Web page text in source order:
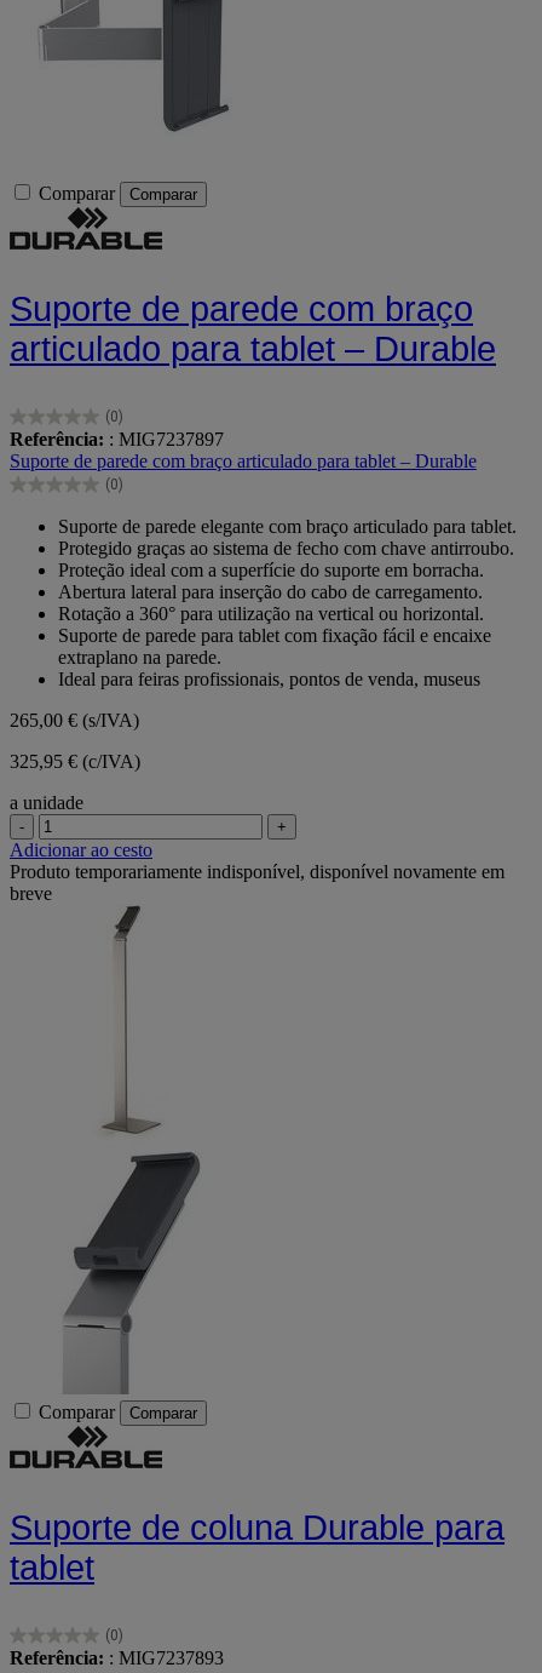
Comparar Comparar
Suporte de parede com braço
articulado para tablet – Durable
(0)
0.0
em
5
estrelas.
Referência: : MIG7237897
Suporte de parede com braço articulado para tablet – Durable
(0)
0.0
estrelas.
Suporte de parede elegante com braço articulado para tablet.
Protegido graças ao sistema de fecho com chave antirroubo.
Proteção ideal com a superfície do suporte em borracha.
Abertura lateral para inserção do cabo de carregamento.
Rotação a 360° para utilização na vertical ou horizontal.
Suporte de parede para tablet com fixação fácil e encaixe
extraplano na parede.
Ideal para feiras profissionais, pontos de venda, museus
265,00 € (s/IVA)
325,95 € (c/IVA)
a unidade
- +
Adicionar ao cesto
Produto temporariamente indisponível, disponível novamente em
breve
Comparar Comparar
Suporte de coluna Durable para
tablet
(0)
0.0
em
Referência: : MIG7237893